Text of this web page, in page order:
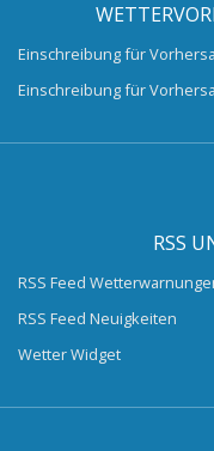
Einschreibung für
Einschreibung für
RSS
RSS Feed
RSS Feed Neuigkeiten
Wetter Widget